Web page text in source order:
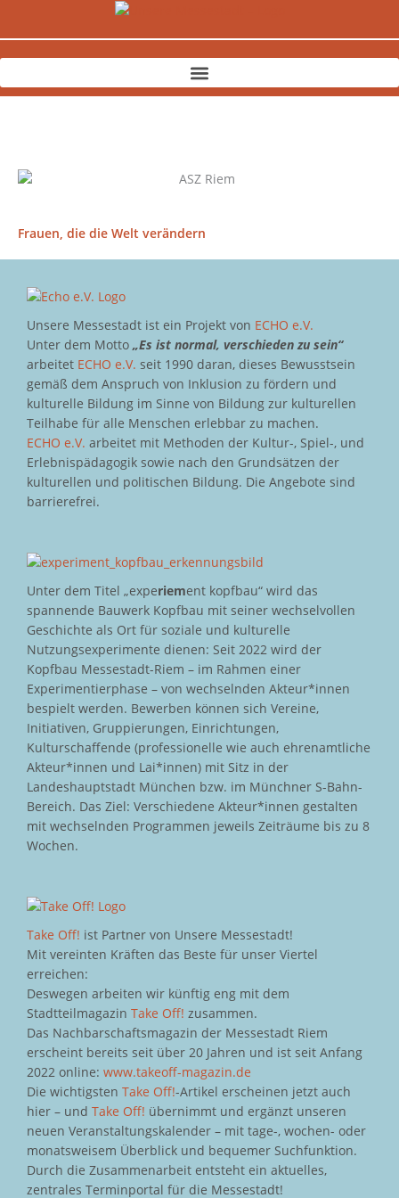
Frauen, die die Welt verändern
Unsere Messestadt ist ein Projekt von ECHO e.V.
Unter dem Motto „Es ist normal, verschieden zu sein“
arbeitet ECHO e.V. seit 1990 daran, dieses Bewusstsein
gemäß dem Anspruch von Inklusion zu fördern und
kulturelle Bildung im Sinne von Bildung zur kulturellen
Teilhabe für alle Menschen erlebbar zu machen.
ECHO e.V. arbeitet mit Methoden der Kultur-, Spiel-, und
Erlebnispädagogik sowie nach den Grundsätzen der
kulturellen und politischen Bildung. Die Angebote sind
barrierefrei.
Unter dem Titel „experiement kopfbau“ wird das
spannende Bauwerk Kopfbau mit seiner wechselvollen
Geschichte als Ort für soziale und kulturelle
Nutzungsexperimente dienen: Seit 2022 wird der
Kopfbau Messestadt-Riem – im Rahmen einer
Experimentierphase – von wechselnden Akteur*innen
bespielt werden. Bewerben können sich Vereine,
Initiativen, Gruppierungen, Einrichtungen,
Kulturschaffende (professionelle wie auch ehrenamtliche
Akteur*innen und Lai*innen) mit Sitz in der
Landeshauptstadt München bzw. im Münchner S-Bahn-
Bereich. Das Ziel: Verschiedene Akteur*innen gestalten
mit wechselnden Programmen jeweils Zeiträume bis zu 8
Wochen.
Take Off! ist Partner von Unsere Messestadt!
Mit vereinten Kräften das Beste für unser Viertel
erreichen:
Deswegen arbeiten wir künftig eng mit dem
Stadtteilmagazin Take Off! zusammen.
Das Nachbarschaftsmagazin der Messestadt Riem
erscheint bereits seit über 20 Jahren und ist seit Anfang
2022 online: www.takeoff-magazin.de
Die wichtigsten Take Off!-Artikel erscheinen jetzt auch
hier – und Take Off! übernimmt und ergänzt unseren
neuen Veranstaltungskalender – mit tage-, wochen- oder
monatsweisem Überblick und bequemer Suchfunktion.
Durch die Zusammenarbeit entsteht ein aktuelles,
zentrales Terminportal für die Messestadt!